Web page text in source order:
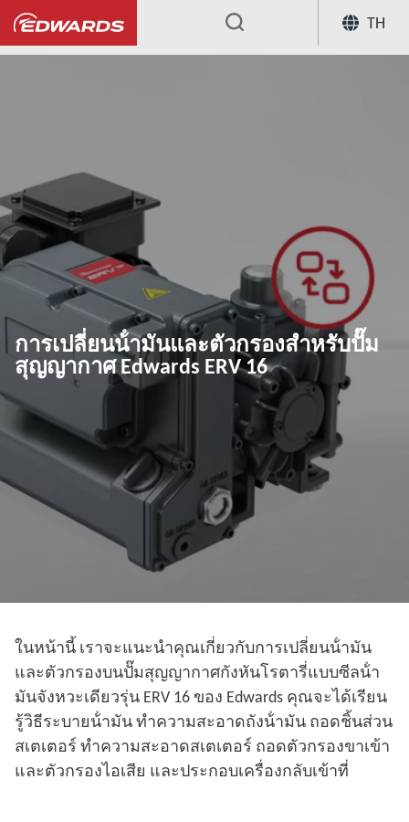
TH
... ศูนย์ความรู้เกี่ยวกับการใช้งาน
การเปลี่ยนน้ํามันและตัวกรองสําหรับปั๊ม
สุญญากาศ Edwards ERV 16
ในหน้านี้ เราจะแนะนําคุณเกี่ยวกับการเปลี่ยนน้ํามัน
และตัวกรองบนปั๊มสุญญากาศกังหันโรตารี่แบบซีลน้ํา
มันจังหวะเดียวรุ่น ERV 16 ของ Edwards คุณจะได้เรียน
รู้วิธีระบายน้ํามัน ทําความสะอาดถังน้ํามัน ถอดชิ้นส่วน
สเตเตอร์ ทําความสะอาดสเตเตอร์ ถอดตัวกรองขาเข้า
และตัวกรองไอเสีย และประกอบเครื่องกลับเข้าที่